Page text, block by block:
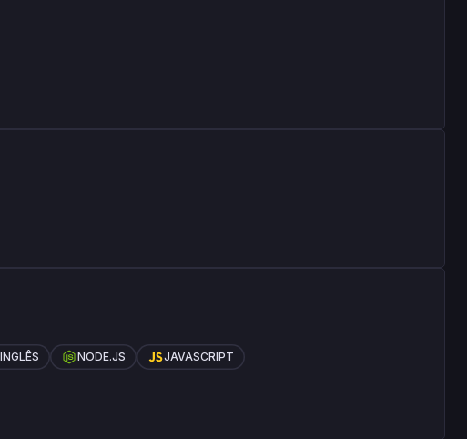
INGLÊS NODE.JS JAVASCRIPT